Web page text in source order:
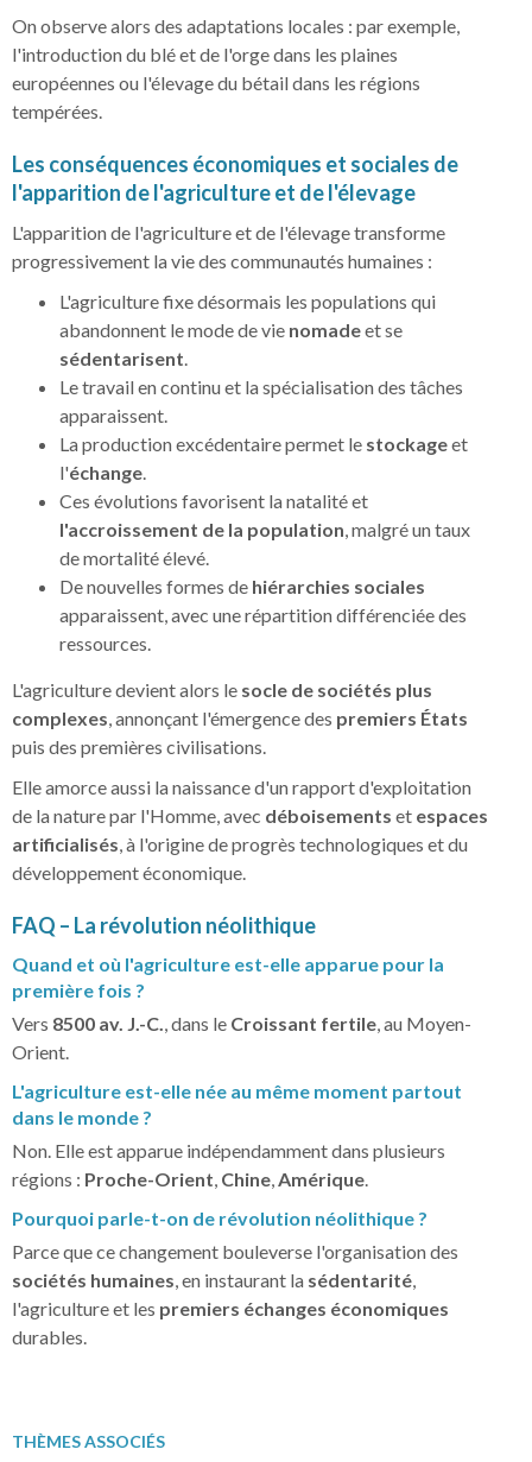
On observe alors des adaptations locales : par exemple,
l'introduction du blé et de l'orge dans les plaines
européennes ou l'élevage du bétail dans les régions
tempérées.
Les conséquences économiques et sociales de
l'apparition de l'agriculture et de l'élevage
L'apparition de l'agriculture et de l'élevage transforme
progressivement la vie des communautés humaines :
L'agriculture fixe désormais les populations qui
abandonnent le mode de vie nomadeet se
sédentarisent.
Le travail en continu et la spécialisation des tâches
apparaissent.
La production excédentaire permet le stockageet
l'échange.
Ces évolutions favorisent la natalité et
l'accroissement de la population, malgré un taux
de mortalité élevé.
De nouvelles formes de hiérarchies sociales
apparaissent, avec une répartition différenciée des
ressources.
L'agriculture devient alors le socle de sociétés plus
complexes, annonçant l'émergence des premiers États
puis des premières civilisations.
Elle amorce aussi la naissance d'un rapport d'exploitation
de la nature par l'Homme, avec déboisements et espaces
artificialisés, à l'origine de progrès technologiques et du
développement économique.
FAQ – La révolution néolithique
Quand et où l'agriculture est-elle apparue pour la
première fois ?
Vers 8500 av. J.-C., dans le Croissant fertile, au Moyen-
Orient.
L'agriculture est-elle née au même moment partout
dans le monde ?
Non. Elle est apparue indépendamment dans plusieurs
régions : Proche-Orient, Chine,Amérique.
Pourquoi parle-t-on de révolution néolithique ?
Parce que ce changement bouleverse l'organisation des
sociétés humaines, en instaurant la sédentarité,
l'agriculture et les premiers échanges économiques
durables.
THÈMES ASSOCIÉS